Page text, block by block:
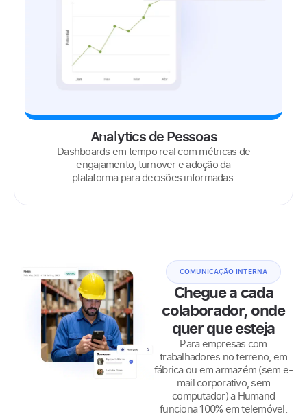
Analytics de Pessoas
Dashboards em tempo real com métricas de
engajamento, turnover e adoção da
plataforma para decisões informadas.
COMUNICAÇÃO INTERNA
Chegue a cada
colaborador, onde
quer que esteja
Para empresas com
trabalhadores no terreno, em
fábrica ou em armazém (sem e-
mail corporativo, sem
computador) a Humand
funciona 100% em telemóvel.